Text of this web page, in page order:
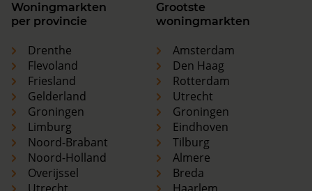
Woningmarkten
per provincie
Drenthe
Flevoland
Friesland
Gelderland
Groningen
Limburg
Noord-Brabant
Noord-Holland
Overijssel
Grootste
woningmarkten
Amsterdam
Den Haag
Rotterdam
Utrecht
Groningen
Eindhoven
Tilburg
Almere
Breda